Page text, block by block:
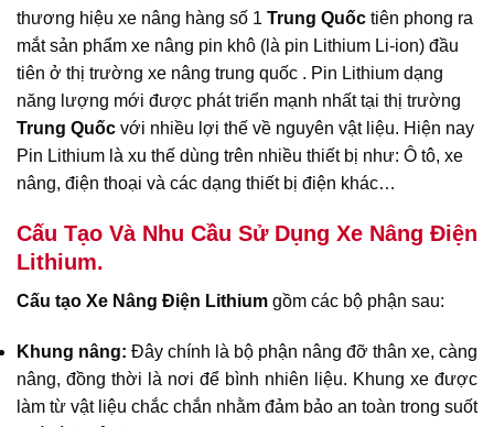
thương hiệu xe nâng hàng số 1 Trung Quốc tiên phong ra
mắt sản phẩm xe nâng pin khô (là pin Lithium Li-ion) đầu
tiên ở thị trường xe nâng trung quốc . Pin Lithium dạng
năng lượng mới được phát triển mạnh nhất tại thị trường
Trung Quốc với nhiều lợi thế về nguyên vật liệu. Hiện nay
Pin Lithium là xu thế dùng trên nhiều thiết bị như: Ô tô, xe
nâng, điện thoại và các dạng thiết bị điện khác…
Cấu Tạo Và Nhu Cầu Sử Dụng Xe Nâng Điện
Lithium.
Cấu tạo Xe Nâng Điện Lithium gồm các bộ phận sau:
Khung nâng: Đây chính là bộ phận nâng đỡ thân xe, càng
nâng, đồng thời là nơi để bình nhiên liệu. Khung xe được
làm từ vật liệu chắc chắn nhằm đảm bảo an toàn trong suốt